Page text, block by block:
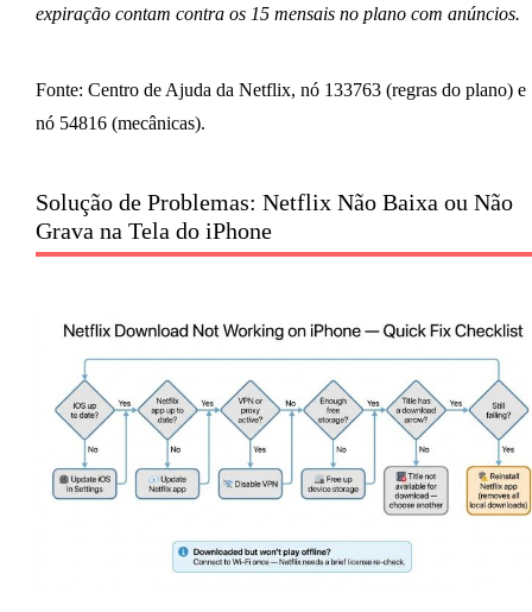
expiração contam contra os 15 mensais no plano com anúncios.
Fonte: Centro de Ajuda da Netflix, nó 133763 (regras do plano) e
nó 54816 (mecânicas).
Solução de Problemas: Netflix Não Baixa ou Não
Grava na Tela do iPhone